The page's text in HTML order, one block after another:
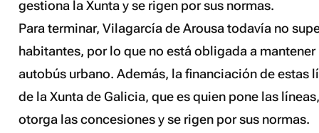
gestiona la Xunta y se rigen por sus normas.
Para terminar, Vilagarcía de Arousa todavía no
habitantes, por lo que no está obligada a
autobús urbano. Además, la financiación de estas
de la Xunta de Galicia, que es quien pone las
otorga las concesiones y se rigen por sus normas.